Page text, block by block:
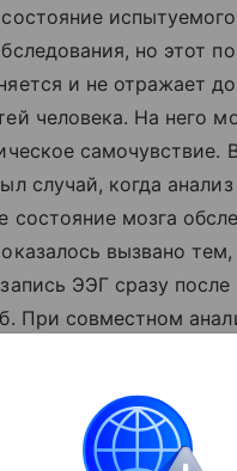
но этот
и не отражает
человека. На него
самочувствие.
случай, когда
состояние мозга
вызвано
ЭЭГ сразу после
При совместном
—